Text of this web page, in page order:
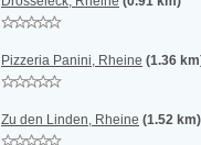
Pizzeria Panini, Rheine (1.36
Zu den Linden, Rheine (1.52 km)